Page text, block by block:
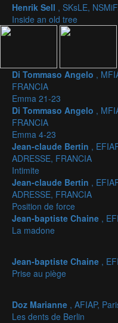
Henrik Sell , SKsLE,
Inside an old tree
Di Tommaso Angelo ,
FRANCIA
Emma 21-23
Di Tommaso Angelo ,
FRANCIA
Emma 4-23
Jean-claude Bertin ,
ADRESSE, FRANCIA
Intimite
Jean-claude Bertin ,
ADRESSE, FRANCIA
Position de force
Jean-baptiste Chaine ,
La madone
Jean-baptiste Chaine ,
Prise au piège
Doz Marianne , AFIAP,
Les dents de Berlin